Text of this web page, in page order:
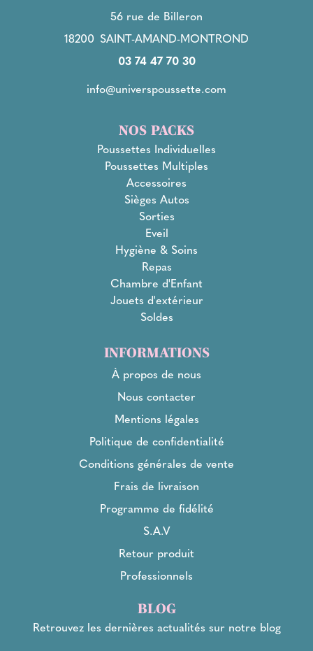
56 rue de Billeron
18200 SAINT-AMAND-MONTROND
03 74 47 70 30
info@universpoussette.com
NOS PACKS
Poussettes Individuelles
Poussettes Multiples
Accessoires
Sièges Autos
Sorties
Eveil
Hygiène & Soins
Repas
Chambre d'Enfant
Jouets d'extérieur
Soldes
INFORMATIONS
À propos de nous
Nous contacter
Mentions légales
Politique de confidentialité
Conditions générales de vente
Frais de livraison
Programme de fidélité
S.A.V
Retour produit
Professionnels
BLOG
Retrouvez les dernières actualités sur notre blog